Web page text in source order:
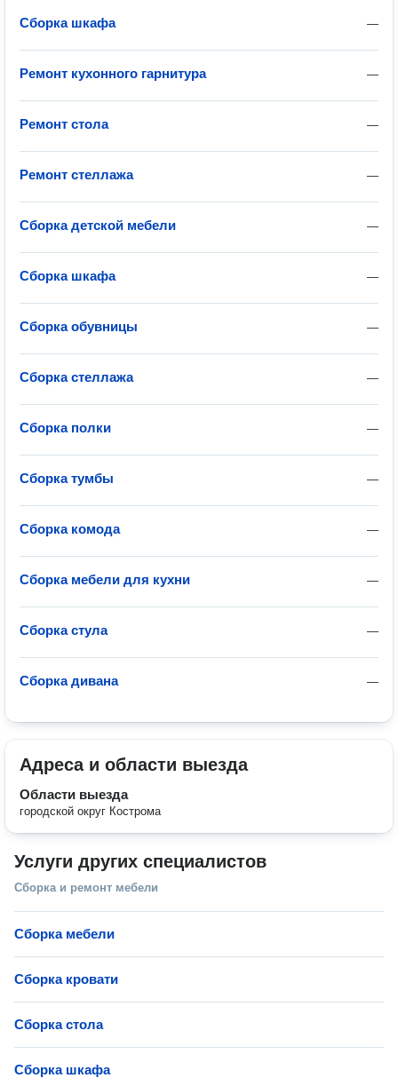
—
Сборка шкафа
—
Ремонт кухонного гарнитура
—
Ремонт стола
—
Ремонт стеллажа
—
Сборка детской мебели
—
Сборка шкафа
—
Сборка обувницы
—
Сборка стеллажа
—
Сборка полки
—
Сборка тумбы
—
Сборка комода
—
Сборка мебели для кухни
—
Сборка стула
—
Сборка дивана
Адреса и области выезда
Области выезда
городской округ Кострома
Услуги других специалистов
Сборка и ремонт мебели
Сборка мебели
Сборка кровати
Сборка стола
Сборка шкафа